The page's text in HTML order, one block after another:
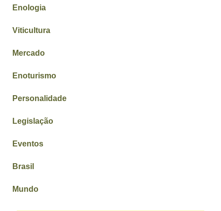
Enologia
Viticultura
Mercado
Enoturismo
Personalidade
Legislação
Eventos
Brasil
Mundo